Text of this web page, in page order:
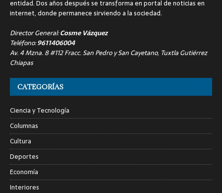
entidad. Dos años después se transforma en portal de noticias en
internet, donde permanece sirviendo a la sociedad.
Director General:Cosme Vázquez
Teléfono:9611406004
Av. 4 Mzna. 8 #112 Fracc. San Pedro y San Cayetano, Tuxtla Gutiérrez
Chiapas
CATEGORÍAS
Ciencia y Tecnología
Columnas
Cultura
Deportes
Economía
Interiores